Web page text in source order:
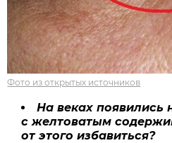
Фото из открытых источников
На веках появились
с желтоватым
от этого избавиться?